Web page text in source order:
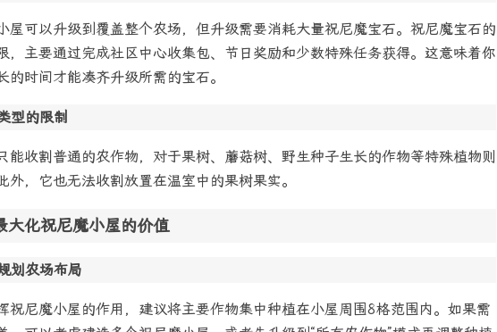
屋可以升级到覆盖整个农场，但升级需要消耗大量祝尼魔宝石。祝尼魔宝石的
，主要通过完成社区中心收集包、节日奖励和少数特殊任务获得。这意味着你
的时间才能凑齐升级所需的宝石。
型的限制
能收割普通的农作物，对于果树、蘑菇树、野生种子生长的作物等特殊植物则
外，它也无法收割放置在温室中的果树果实。
大化祝尼魔小屋的价值
划农场布局
祝尼魔小屋的作用，建议将主要作物集中种植在小屋周围8格范围内。如果需